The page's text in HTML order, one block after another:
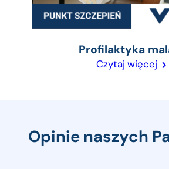
Profilaktyka
Czytaj więcej
Opinie naszych